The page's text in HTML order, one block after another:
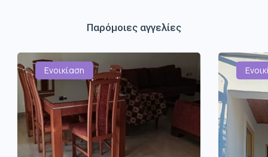
Παρόμοιες αγγελίες
Ενοικίαση